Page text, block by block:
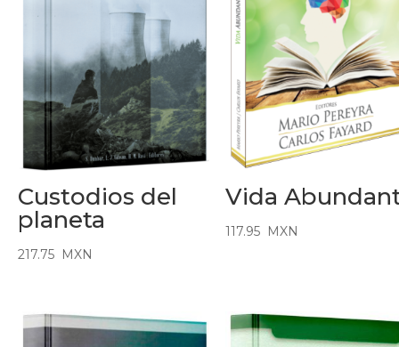
Custodios del
planeta
217.75 MXN
Vida
117.95 MXN